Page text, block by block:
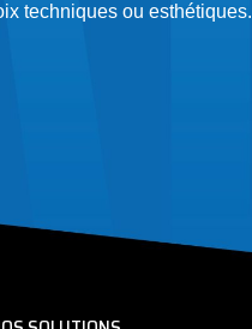
techniques ou esthétiques.